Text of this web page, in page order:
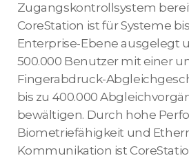
Zugangskontrollsystem
CoreStation ist für Systeme
Enterprise-Ebene ausgelegt
500.000 Benutzer mit einer
Fingerabdruck-
bis zu 400.000
bewältigen. Durch hohe
Biometriefähigkeit und
Kommunikation ist